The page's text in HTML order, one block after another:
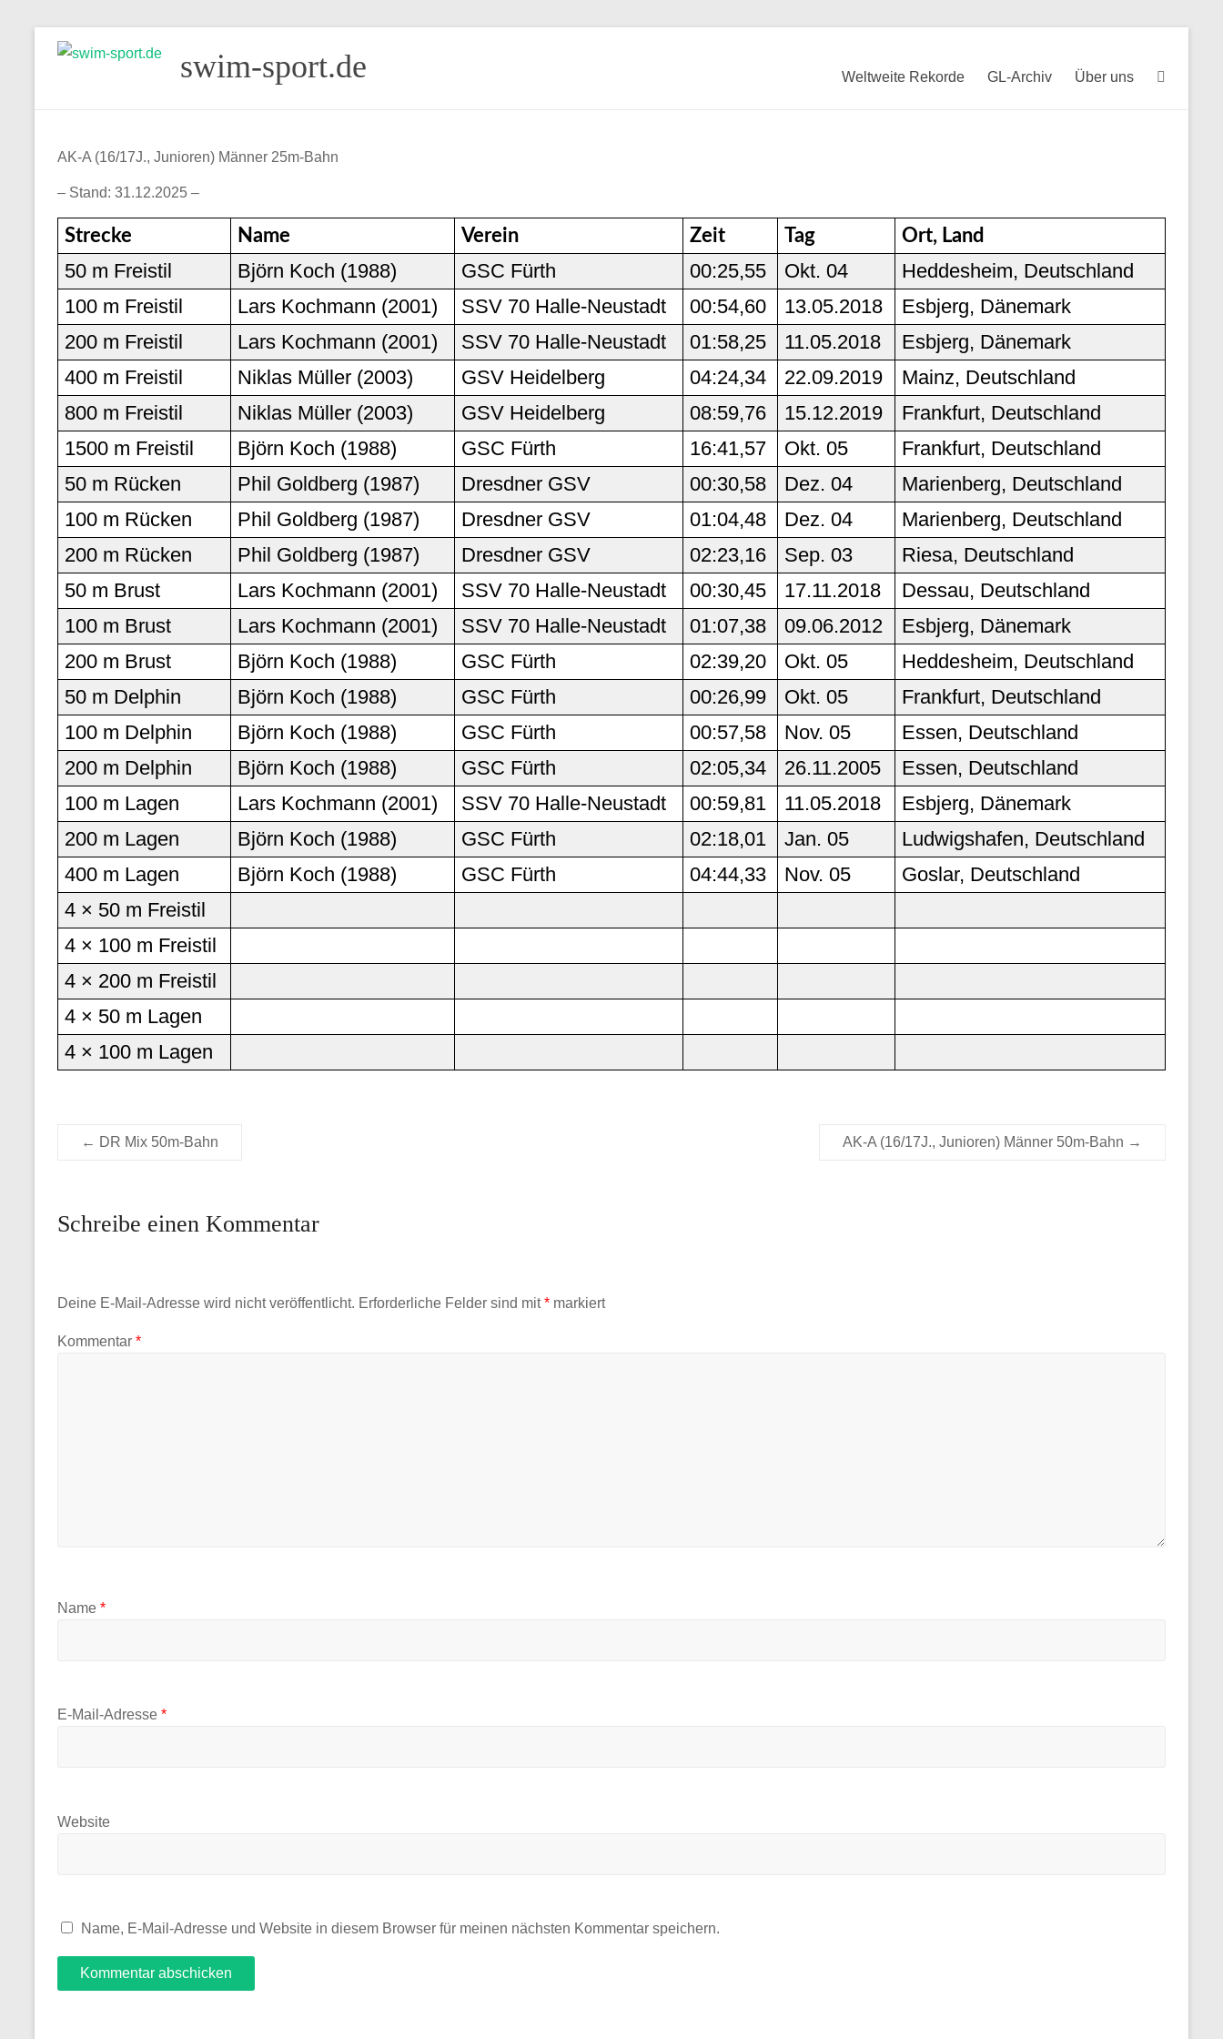
Skip
swim-sport.de Weltweite Rekorde GL-Archiv Über uns
AK-A (16/17J., Junioren) Männer 25m-Bahn
– Stand: 31.12.2025 –
Strecke Name Verein Zeit Tag Ort, Land
50 m Freistil Björn Koch (1988) GSC Fürth 00:25,55 Okt. 04
Heddesheim, Deutschland
100 m Freistil
Lars Kochmann (2001) SSV 70 Halle-Neustadt 00:54,60 13.05.2018
Esbjerg, Dänemark
200 m Freistil
Lars Kochmann (2001) SSV 70 Halle-Neustadt 01:58,25 11.05.2018
Esbjerg, Dänemark
400 m Freistil
Niklas Müller (2003) GSV Heidelberg 04:24,34 22.09.2019
Mainz, Deutschland
800 m Freistil
Niklas Müller (2003) GSV Heidelberg 08:59,76 15.12.2019
Frankfurt, Deutschland
1500 m Freistil
Björn Koch (1988) GSC Fürth 16:41,57 Okt. 05
Frankfurt, Deutschland
50 m Rücken
Phil Goldberg (1987) Dresdner GSV 00:30,58 Dez. 04
Marienberg, Deutschland
100 m Rücken
Phil Goldberg (1987) Dresdner GSV 01:04,48 Dez. 04
Marienberg, Deutschland
200 m Rücken
Phil Goldberg (1987) Dresdner GSV 02:23,16 Sep. 03
Riesa, Deutschland
50 m Brust
Lars Kochmann (2001) SSV 70 Halle-Neustadt 00:30,45 17.11.2018
Dessau, Deutschland
100 m Brust
Lars Kochmann (2001) SSV 70 Halle-Neustadt 01:07,38 09.06.2012
Esbjerg, Dänemark
200 m Brust
Björn Koch (1988) GSC Fürth 02:39,20 Okt. 05
Heddesheim, Deutschland
50 m Delphin
Björn Koch (1988) GSC Fürth 00:26,99 Okt. 05
Frankfurt, Deutschland
100 m Delphin
Björn Koch (1988) GSC Fürth 00:57,58 Nov. 05
Essen, Deutschland
200 m Delphin
Björn Koch (1988) GSC Fürth 02:05,34 26.11.2005
Essen, Deutschland
100 m Lagen
Lars Kochmann (2001) SSV 70 Halle-Neustadt 00:59,81 11.05.2018
Esbjerg, Dänemark
200 m Lagen
Björn Koch (1988) GSC Fürth 02:18,01 Jan. 05
Ludwigshafen, Deutschland
400 m Lagen
Björn Koch (1988) GSC Fürth 04:44,33 Nov. 05
Goslar, Deutschland
4 × 50 m Freistil
4 × 100 m Freistil
4 × 200 m Freistil
4 × 50 m Lagen
4 × 100 m Lagen
← DR Mix 50m-Bahn AK-A (16/17J., Junioren) Männer 50m-Bahn →
Schreibe einen Kommentar
Deine E-Mail-Adresse wird nicht veröffentlicht. Erforderliche Felder sind mit* markiert
Kommentar *
Name *
E-Mail-Adresse *
Website
Name, E-Mail-Adresse und Website in diesem Browser für meinen nächsten Kommentar speichern.